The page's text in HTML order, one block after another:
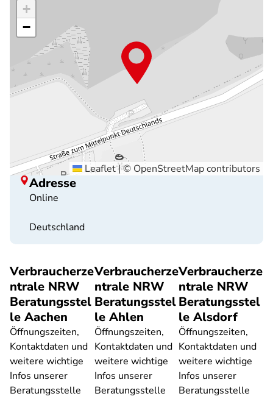
+
−
Leaflet|© OpenStreetMapcontributors
Adresse
Online
Deutschland
Verbraucherze
ntrale NRW
Beratungsstel
le Aachen
Öffnungszeiten,
Kontaktdaten und
weitere wichtige
Infos unserer
Beratungsstelle
Verbraucherze
ntrale NRW
Beratungsstel
le Ahlen
Öffnungszeiten,
Kontaktdaten und
weitere wichtige
Infos unserer
Beratungsstelle
Verbraucherze
ntrale NRW
Beratungsstel
le Alsdorf
Öffnungszeiten,
Kontaktdaten und
weitere wichtige
Infos unserer
Beratungsstelle